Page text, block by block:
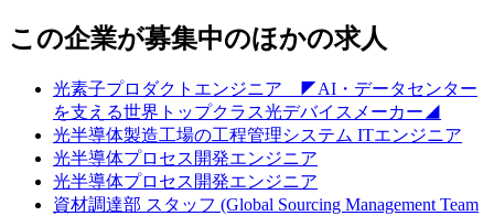
この企業が募集中のほかの求人
光素子プロダクトエンジニア ◤AI・データセンター
を支える世界トップクラス光デバイスメーカー◢
光半導体製造工場の工程管理システム ITエンジニア
光半導体プロセス開発エンジニア
光半導体プロセス開発エンジニア
資材調達部 スタッフ (Global Sourcing Management Team